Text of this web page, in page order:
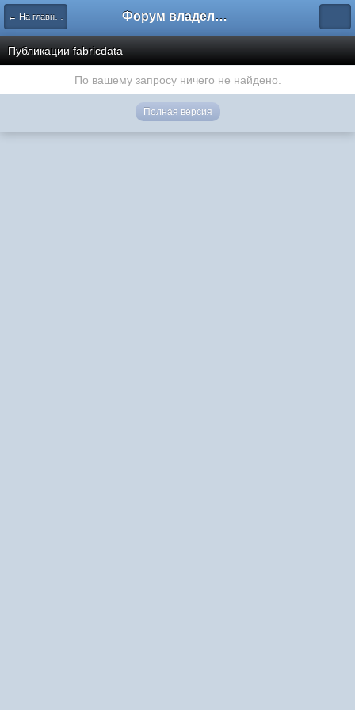
← На главную Форум владельцев интернет-магазинов
Публикации fabricdata
По вашему запросу ничего не найдено.
Полная версия